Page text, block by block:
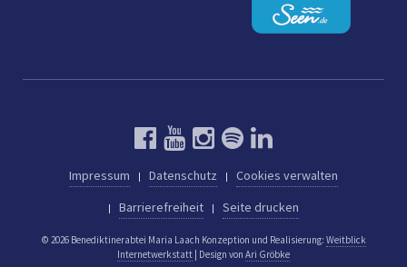
Impressum Datenschutz
Cookies verwalten
Barrierefreiheit
Seite drucken
© 2026 Benediktinerabtei Maria Laach Konzeption und Realisierung: Weitblick
Internetwerkstatt | Design von Ari Gröbke